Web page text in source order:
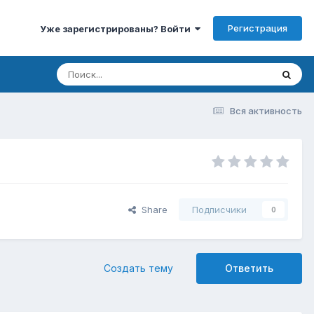
Уже зарегистрированы? Войти Регистрация
Вся активность
Share Подписчики 0
Ответить
Создать тему